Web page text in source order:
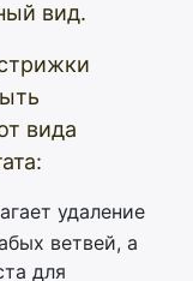
вид.
вида
удаление
ветвей, а
для